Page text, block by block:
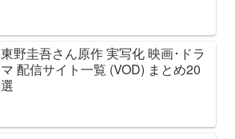
東野圭吾さん原作 実写化 映画･ドラ
マ 配信サイト一覧 (VOD) まとめ20
選